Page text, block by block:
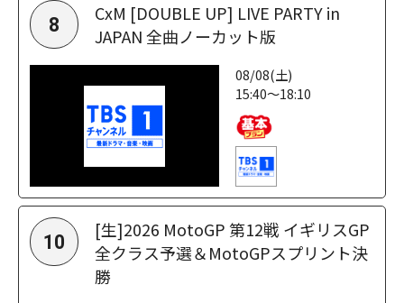
8
CxM [DOUBLE UP] LIVE PARTY in
JAPAN 全曲ノーカット版
08/08(土)
15:40～18:10
10
[生]2026 MotoGP 第12戦 イギリスGP
全クラス予選＆MotoGPスプリント決
勝